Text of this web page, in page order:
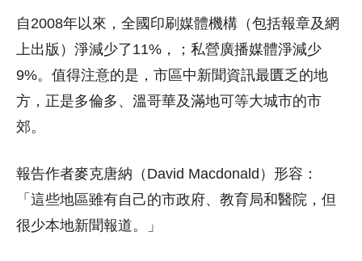
自2008年以來，全國印刷媒體機構（包括報章及網
上出版）淨減少了11%，；私營廣播媒體淨減少
9%。值得注意的是，市區中新聞資訊最匱乏的地
方，正是多倫多、溫哥華及滿地可等大城市的市
郊。
報告作者麥克唐納（David Macdonald）形容：
「這些地區雖有自己的市政府、教育局和醫院，但
很少本地新聞報道。」